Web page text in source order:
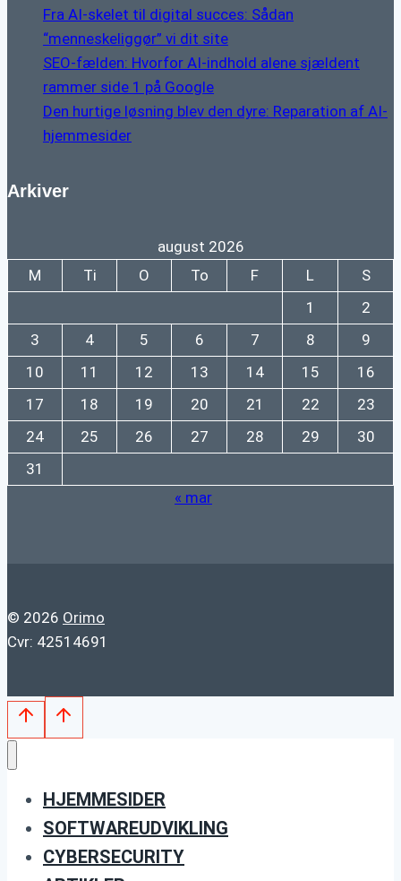
Fra AI-skelet til digital succes: Sådan
“menneskeliggør” vi dit site
SEO-fælden: Hvorfor AI-indhold alene sjældent
rammer side 1 på Google
Den hurtige løsning blev den dyre: Reparation af AI-
hjemmesider
Arkiver
august 2026
M
Ti O To F L
S
1
2
3
4 5 6 7 8
9
10
11 12 13 14 15
16
17
18 19 20 21 22
23
24
25 26 27 28 29
30
31
« mar
© 2026 Orimo
Cvr: 42514691
HJEMMESIDER
SOFTWAREUDVIKLING
CYBERSECURITY